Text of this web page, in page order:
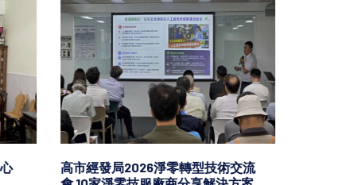
高市經發局2026淨零轉型技術交流